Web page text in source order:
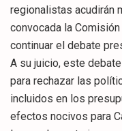
regionalistas acudirán
convocada la
continuar el debate
A su juicio, este
para rechazar las
incluidos en los
efectos nocivos para